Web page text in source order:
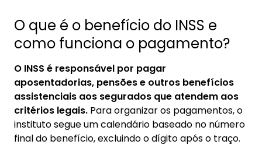
O que é o benefício do INSS e
como funciona o pagamento?
O INSS é responsável por pagar
aposentadorias, pensões e outros benefícios
assistenciais aos segurados que atendem aos
critérios legais. Para organizar os pagamentos, o
instituto segue um calendário baseado no número
final do benefício, excluindo o dígito após o traço.